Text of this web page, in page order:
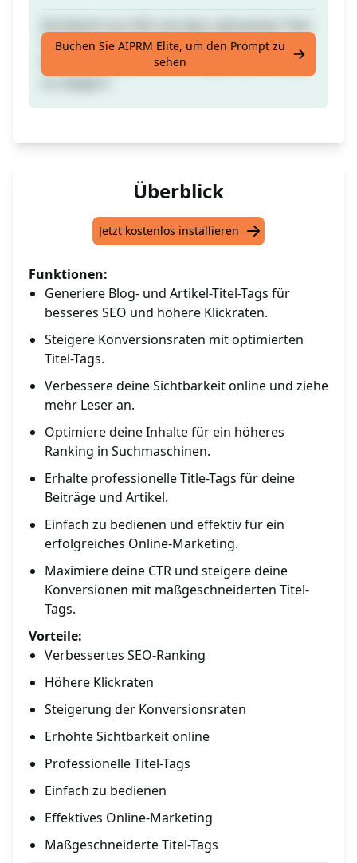
Tag-Generator, um Deine Klickrate und
Konversionsrate auf ein völlig neues Niveau
Buchen Sie AIPRM Elite, um den Prompt zu
sehen
Überblick
Jetzt kostenlos installieren
Funktionen:
Generiere Blog- und Artikel-Titel-Tags für
besseres SEO und höhere Klickraten.
Steigere Konversionsraten mit optimierten
Titel-Tags.
Verbessere deine Sichtbarkeit online und ziehe
mehr Leser an.
Optimiere deine Inhalte für ein höheres
Ranking in Suchmaschinen.
Erhalte professionelle Title-Tags für deine
Beiträge und Artikel.
Einfach zu bedienen und effektiv für ein
erfolgreiches Online-Marketing.
Maximiere deine CTR und steigere deine
Konversionen mit maßgeschneiderten Titel-
Tags.
Vorteile:
Verbessertes SEO-Ranking
Höhere Klickraten
Steigerung der Konversionsraten
Erhöhte Sichtbarkeit online
Professionelle Titel-Tags
Einfach zu bedienen
Effektives Online-Marketing
Maßgeschneiderte Titel-Tags